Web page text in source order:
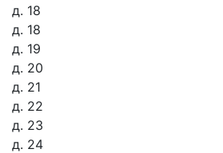
д. 18
д. 18
д. 19
д. 20
д. 21
д. 22
д. 23
д. 24